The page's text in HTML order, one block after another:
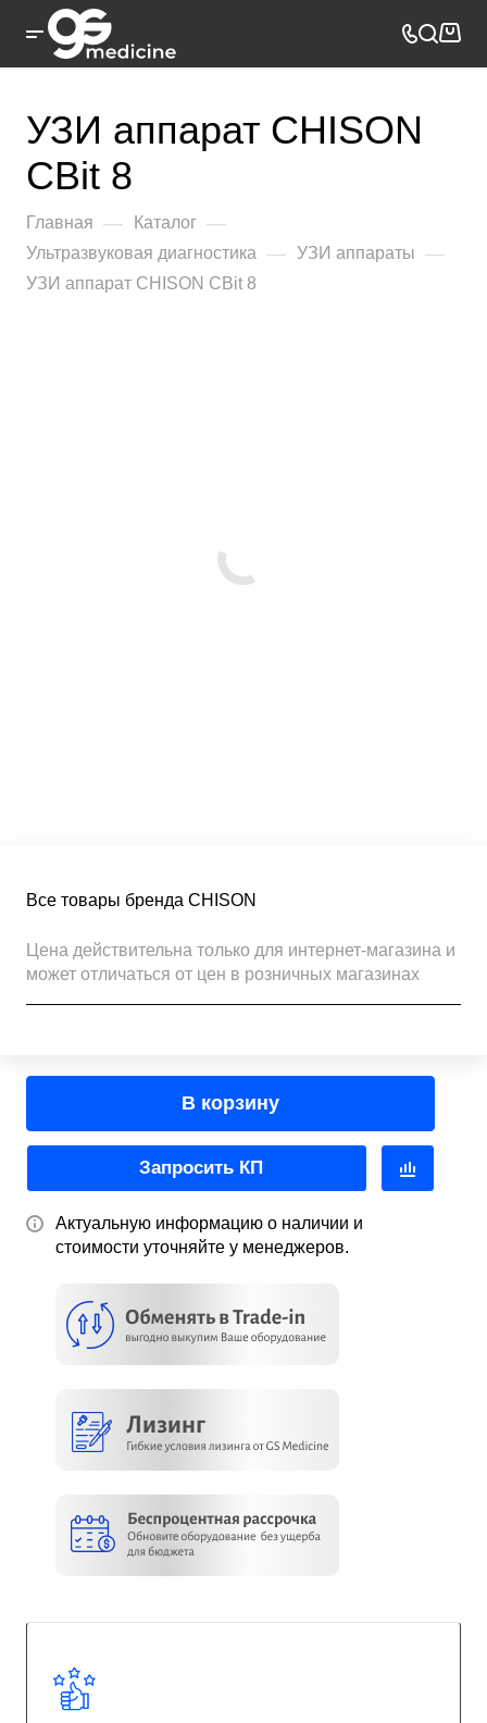
УЗИ аппарат CHISON
CBit 8
Главная — Каталог —
Ультразвуковая диагностика — УЗИ аппараты —
УЗИ аппарат CHISON CBit 8
Все товары бренда CHISON
Цена действительна только для интернет-магазина и
может отличаться от цен в розничных магазинах
В корзину
Запросить КП
Актуальную информацию о наличии и
стоимости уточняйте у менеджеров.